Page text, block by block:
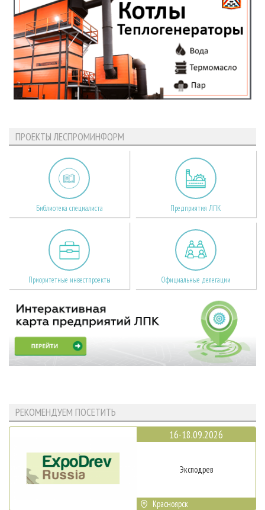
ПРОЕКТЫ ЛЕСПРОМИНФОРМ
Библиотека специалиста Предприятия ЛПК
Приоритетные инвестпроекты Официальные делегации
РЕКОМЕНДУЕМ ПОСЕТИТЬ
16-18.09.2026
Эксподрев
Красноярск